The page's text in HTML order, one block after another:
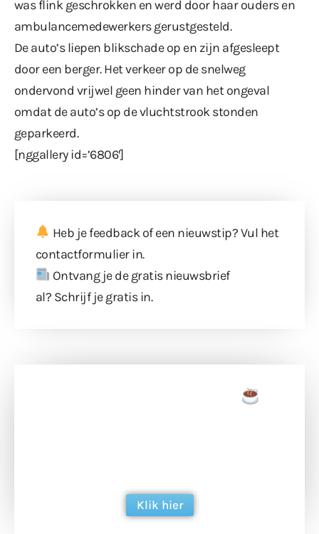
was flink geschrokken en werd door haar ouders en
ambulancemedewerkers gerustgesteld.
De auto’s liepen blikschade op en zijn afgesleept
door een berger. Het verkeer op de snelweg
ondervond vrijwel geen hinder van het ongeval
omdat de auto’s op de vluchtstrook stonden
geparkeerd.
[nggallery id=’6806′]
Heb je feedback of een nieuwstip? Vul het
contactformulierin.
Ontvang je de gratis nieuwsbrief
al? Schrijf je gratis in.
Klik hier